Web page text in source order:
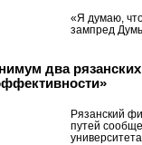
«Я думаю,
зампред
два
Рязанский
путей